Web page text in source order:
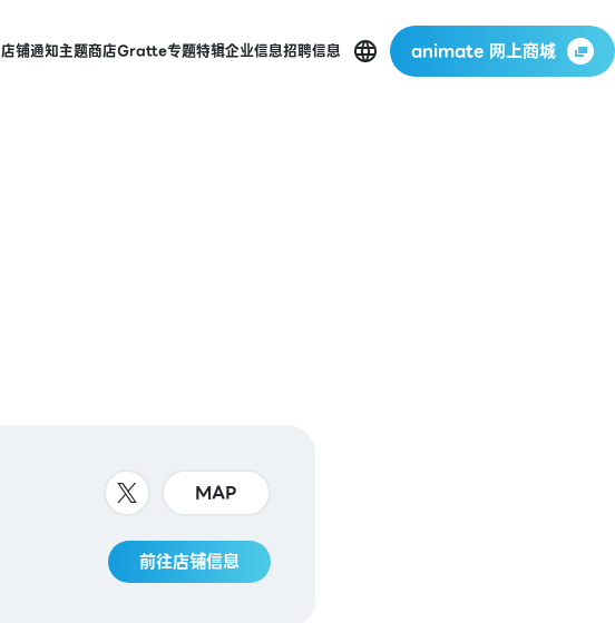
店铺通知主题商店Gratte专题特辑企业信息招聘信息 animate 网上商城
MAP
前往店铺信息